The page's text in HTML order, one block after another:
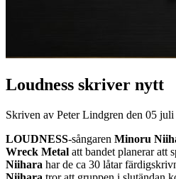
Loudness skriver nytt
Skriven av Peter Lindgren den 05 juli
LOUDNESS-sångaren Minoru
Wreck Metal att bandet planerar att
Niihara har de ca 30 låtar